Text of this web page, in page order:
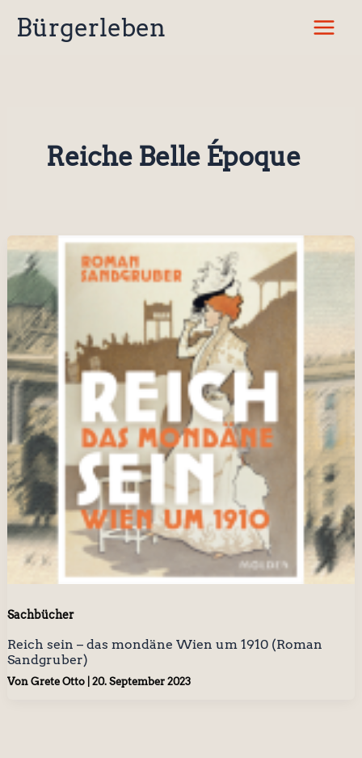
InhaltBürgerleben
Reiche Belle Époque
Sachbücher
Reich sein – das mondäne Wien um 1910 (Roman
Sandgruber)
Von Grete Otto 20. September 2023